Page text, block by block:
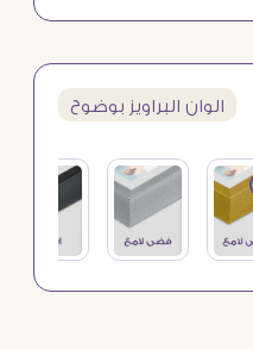
الوان البراويز بوضوح